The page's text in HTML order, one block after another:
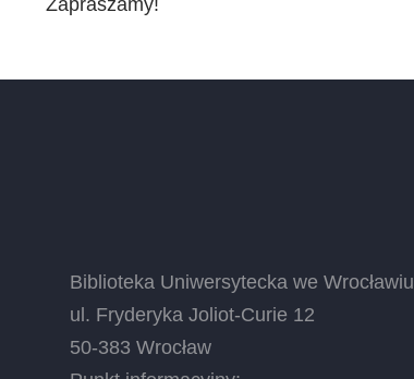
Biblioteka Uniwersytecka we Wrocławiu
ul. Fryderyka Joliot-Curie 12
50-383 Wrocław